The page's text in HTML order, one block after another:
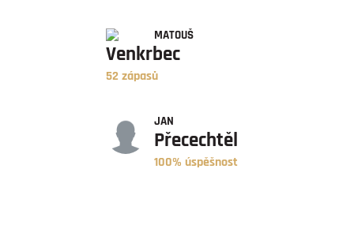
MATOUŠ
Venkrbec
52 zápasů
JAN
Přecechtěl
100% úspěšnost